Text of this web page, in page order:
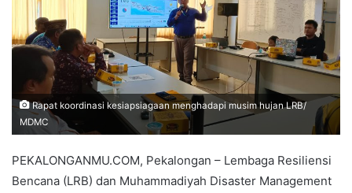
i
l
Rapat koordinasi kesiapsiagaan menghadapi musim hujan LRB/
MDMC
PEKALONGANMU.COM, Pekalongan – Lembaga Resiliensi
Bencana (LRB) dan Muhammadiyah Disaster Management